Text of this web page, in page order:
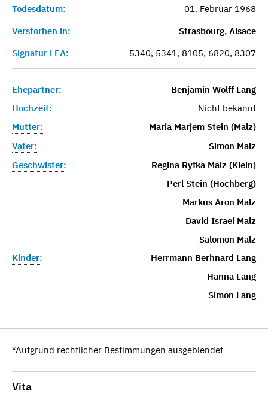
Todesdatum:
01. Februar 1968
Verstorben in:
Strasbourg, Alsace
Signatur LEA:
5340, 5341, 8105, 6820, 8307
Ehepartner:
Benjamin Wolff Lang
Hochzeit:
Nicht bekannt
Mutter:
Maria Marjem Stein (Malz)
Vater:
Simon Malz
Geschwister:
Regina Ryfka Malz (Klein)
Perl Stein (Hochberg)
Markus Aron Malz
David Israel Malz
Salomon Malz
Kinder:
Herrmann Berhnard Lang
Hanna Lang
Simon Lang
*Aufgrund rechtlicher Bestimmungen ausgeblendet
Vita